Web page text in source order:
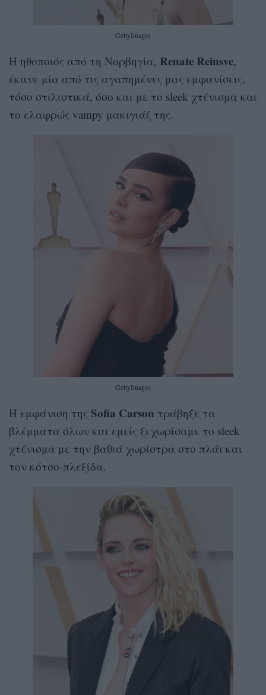
GettyImages
Η ηθοποιός από τη Νορβηγία, Renate Reinsve,
έκανε μία από τις αγαπημένες μας εμφανίσεις,
τόσο στιλιστικά, όσο και με το sleek χτένισμα και
το ελαφρώς vampy μακιγιάζ της.
GettyImages
Η εμφάνιση της Sofia Carson τράβηξε τα
βλέμματα όλων και εμείς ξεχωρίσαμε το sleek
χτένισμα με την βαθιά χωρίστρα στο πλάι και
τον κότσο-πλεξίδα.